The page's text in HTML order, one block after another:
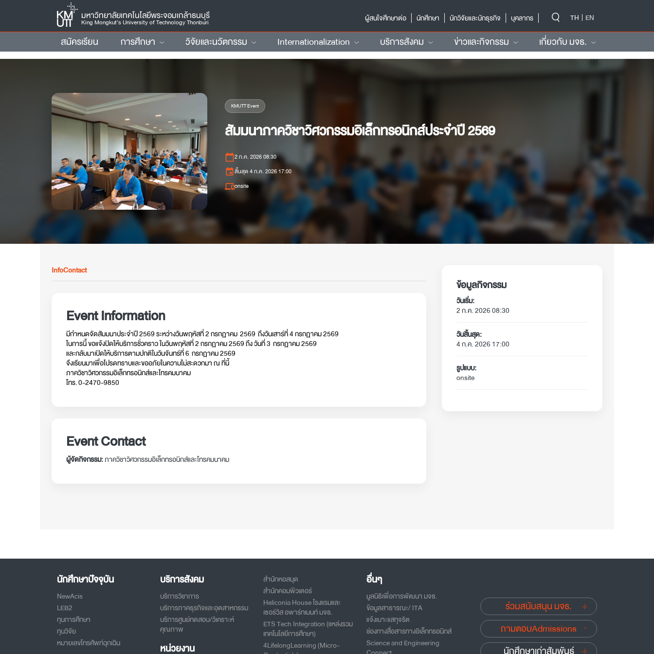
มหาวิทยาลัยเทคโนโลยีพระจอมเกล้าธนบุรี
King Mongkut’s University of Technology Thonburi
ผู้สนใจศึกษาต่อ
นักศึกษา นักวิจัยและนักธุรกิจ บุคลากร TH EN
สมัครเรียน การศึกษา วิจัยและนวัตกรรม Internationalization บริการสังคม ข่าวและกิจกรรม เกี่ยวกับ มจธ.
KMUTT Event
สัมมนาภาควิชาวิศวกรรมอิเล็กทรอนิกส์ประจำปี 2569
calendar_today2 ก.ค. 2026 08:30
eventสิ้นสุด 4 ก.ค. 2026 17:00
devicesonsite
InfoContact
Event Information
มีกำหนดจัดสัมมนาประจำปี 2569 ระหว่างวันพฤหัสที่ 2 กรกฏาคม 2569 ถึงวันเสาร์ที่ 4 กรกฏาคม 2569
ในการนี้ ขอแจ้งปิดให้บริการชั่วคราว ในวันพฤหัสที่ 2 กรกฏาคม 2569 ถึง วันที่ 3 กรกฏาคม 2569
และกลับมาเปิดให้บริการตามปกติในวันจันทร์ที่ 6 กรกฏาคม 2569
จึงเรียนมาเพื่อโปรดทราบและขออภัยในความไม่สะดวกมา ณ ที่นี้
ภาควิชาวิศวกรรมอิเล็กทรอนิกส์และโทรคมนาคม
โทร. 0-2470-9850
Event Contact
ผู้จัดกิจกรรม:ภาควิชาวิศวกรรมอิเล็กทรอนิกส์และโทรคมนาคม
ข้อมูลกิจกรรม
วันเริ่ม:
2 ก.ค. 2026 08:30
วันสิ้นสุด:
4 ก.ค. 2026 17:00
รูปแบบ:
onsite
นักศึกษาปัจจุบัน
NewAcis
LEB2
ทุนการศึกษา
ทุนวิจัย
หมายเลขโทรศัพท์ฉุกเฉิน
บริการสังคม
บริการวิชาการ
บริการภาคธุรกิจและอุตสาหกรรม
บริการศูนย์ทดสอบ/วิเคราะห์
คุณภาพ
หน่วยงาน
สำนักหอสมุด
สำนักคอมพิวเตอร์
Heliconia House โรงแรมและ
เซอร์วิส อพาร์ทเมนท์ มจธ.
ETS Tech Integration (แหล่งรวม
เทคโนโลยีการศึกษา)
4LifelongLearning (Micro-
อื่นๆ
มูลนิธิเพื่อการพัฒนา มจธ.
ข้อมูลสาธารณะ/ ITA
แจ้งเบาะแสทุจริต
ช่องทางสื่อสารทางอิเล็กทรอนิกส์
Science and Engineering
ร่วมสนับสนุน มจธ.
ถามตอบAdmissions